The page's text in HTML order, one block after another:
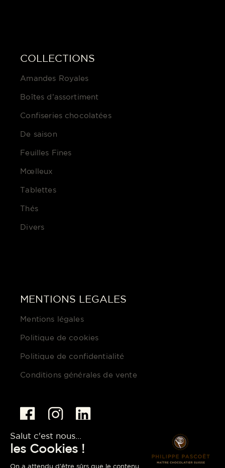
COLLECTIONS
Amandes Royales
Boîtes d’assortiment
Confiseries chocolatées
De saison
Feuilles Fines
Mœlleux
Tablettes
Thés
Divers
MENTIONS LEGALES
Mentions légales
Politique de cookies
Politique de confidentialité
Conditions générales de vente
pascoet@pascoet.com
+41 (0) 22 301 20 58